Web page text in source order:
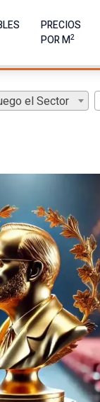
PRECIOS
POR M2
el Sector